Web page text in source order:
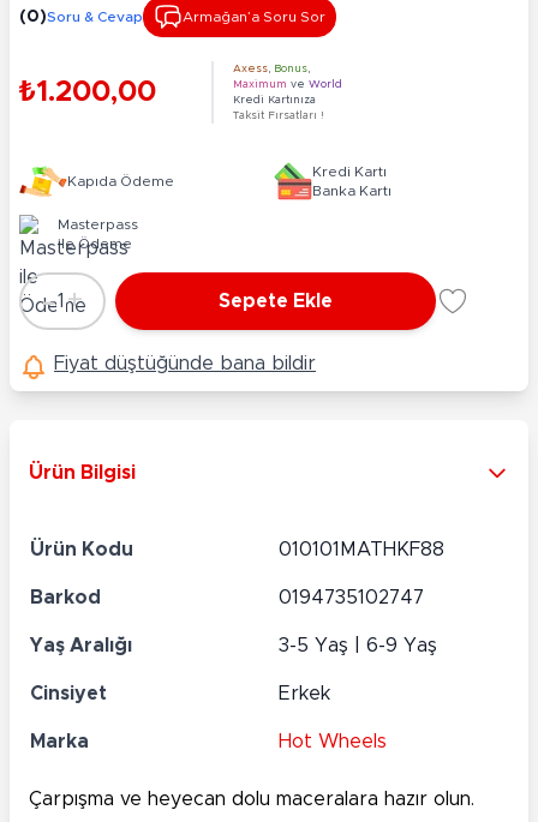
(0)Soru & Cevap Armağan’a Soru Sor
₺1.200,00
Axess Bonus
Maximum ve World
Kredi Kartınıza
Taksit Fırsatları !
Kapıda Ödeme
Kredi Kartı
Banka Kartı
Masterpass
ile Ödeme
Adet
-1 + Sepete Ekle
Fiyat düştüğünde bana bildir
Ürün Bilgisi
Ürün Kodu 010101MATHKF88
Barkod 0194735102747
Yaş Aralığı 3-5 Yaş | 6-9 Yaş
Cinsiyet Erkek
Marka Hot Wheels
Çarpışma ve heyecan dolu maceralara hazır olun.